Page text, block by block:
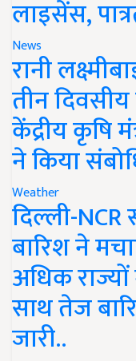
लाइसेंस,
News
रानी
तीन दिवसीय
केंद्रीय कृषि
ने किया
Weather
दिल्ली-
बारिश ने
अधिक
साथ तेज
जारी..